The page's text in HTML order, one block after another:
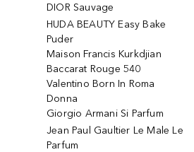
DIOR Sauvage
HUDA BEAUTY Easy Bake
Puder
Maison Francis Kurkdjian
Baccarat Rouge 540
Valentino Born In Roma
Donna
Giorgio Armani Si Parfum
Jean Paul Gaultier Le Male Le
Parfum